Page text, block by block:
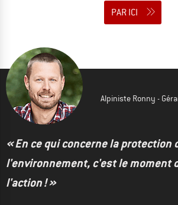
PAR ICI
Alpiniste Ronny -
« En ce qui concerne la protection
l'environnement, c'est le moment
l'action ! »